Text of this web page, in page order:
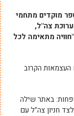
מוקדים מתחמי
צה"ל,
מתאימה לכל
העצמאות הקרוב
באתר שילה
חניון צה"ל עם